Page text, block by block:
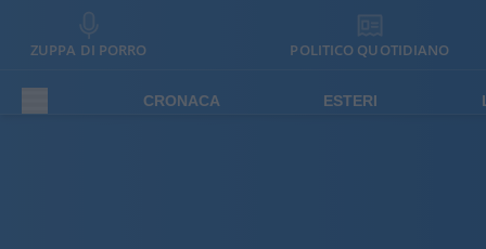
ZUPPA DI PORRO POLITICO QUOTIDIANO
CRONACA ESTERI